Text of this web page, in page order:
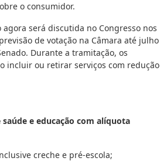
o consumidor.
será discutida no Congresso nos
de votação na Câmara até julho
Durante a tramitação, os
incluir ou retirar serviços com redução
e educação com alíquota
creche e pré-escola;